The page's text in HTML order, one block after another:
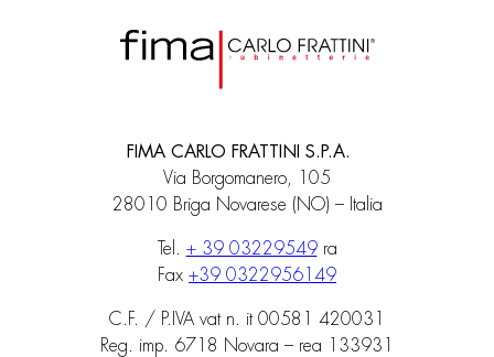
FIMA CARLO FRATTINI S.P.A.
Via Borgomanero, 105
28010 Briga Novarese (NO) – Italia
Tel. + 39 03229549ra
Fax +39 0322956149
C.F. / P.IVA vat n. it 00581 420031
Reg. imp. 6718 Novara – rea 133931